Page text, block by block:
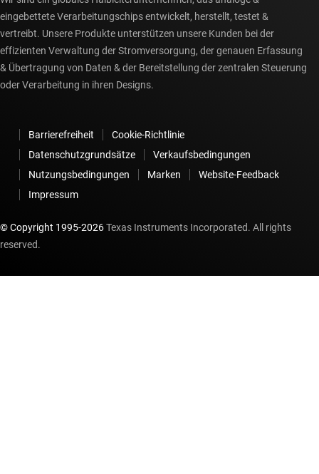
eingebettete Verarbeitungschips entwickelt, herstellt, testet &
vertreibt. Unsere Produkte unterstützen unsere Kunden bei der
effizienten Verwaltung der Stromversorgung, der genauen Erfassung
& Übertragung von Daten & der Bereitstellung der zentralen Steuerung
oder Verarbeitung in ihren Designs.
Barrierefreiheit
Cookie-Richtlinie
Datenschutzgrundsätze
Verkaufsbedingungen
Nutzungsbedingungen
Marken
Website-Feedback
Impressum
© Copyright 1995-2026Texas Instruments Incorporated. All rights
reserved.